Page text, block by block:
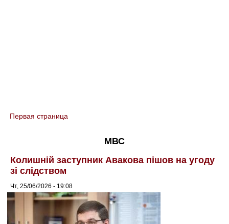
You are here
Первая страница
МВС
Колишній заступник Авакова пішов на угоду
зі слідством
Чт, 25/06/2026 - 19:08